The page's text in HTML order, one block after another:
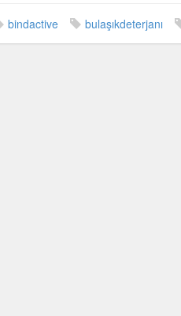
bindactive bulaşıkdeterjanı